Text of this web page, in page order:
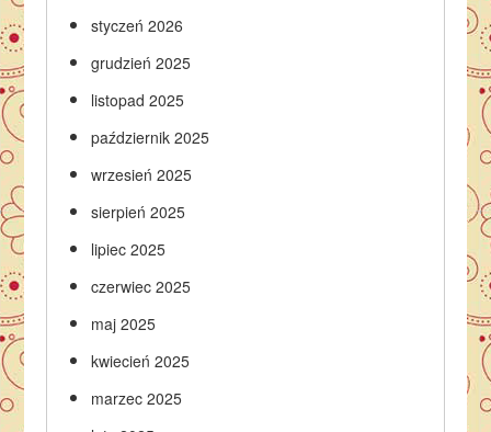
styczeń 2026
grudzień 2025
listopad 2025
październik 2025
wrzesień 2025
sierpień 2025
lipiec 2025
czerwiec 2025
maj 2025
kwiecień 2025
marzec 2025